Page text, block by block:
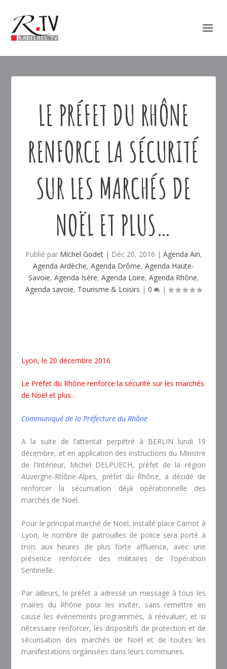
LE PRÉFET DU RHÔNE
RENFORCE LA SÉCURITÉ
SUR LES MARCHÉS DE
NOËL ET PLUS…
Publié par Michel Godet| Déc 20, 2016 | Agenda Ain,
Agenda Ardèche, Agenda Drôme, Agenda Haute-
Savoie, Agenda Isère, Agenda Loire, Agenda Rhône,
Agenda savoie, Tourisme & Loisirs | 0 |
Lyon, le 20 décembre 2016
Le Préfet du Rhône renforce la sécurité sur les marchés
de Noël et plus…
Communiqué de la Préfecture du Rhône
A la suite de l’attentat perpétré à BERLIN lundi 19
décembre, et en application des instructions du Ministre
de l’Intérieur, Michel DELPUECH, préfet de la région
Auvergne-Rhône-Alpes, préfet du Rhône, a décidé de
renforcer la sécurisation déjà opérationnelle des
marchés de Noël.
Pour le principal marché de Noël, installé place Carnot à
Lyon, le nombre de patrouilles de police sera porté à
trois aux heures de plus forte affluence, avec une
présence renforcée des militaires de l’opération
Sentinelle.
Par ailleurs, le préfet a adressé un message à tous les
maires du Rhône pour les inviter, sans remettre en
cause les évènements programmés, à réévaluer, et si
nécessaire renforcer, les dispositifs de protection et de
sécurisation des marchés de Noël et de toutes les
manifestations organisées dans leurs communes.